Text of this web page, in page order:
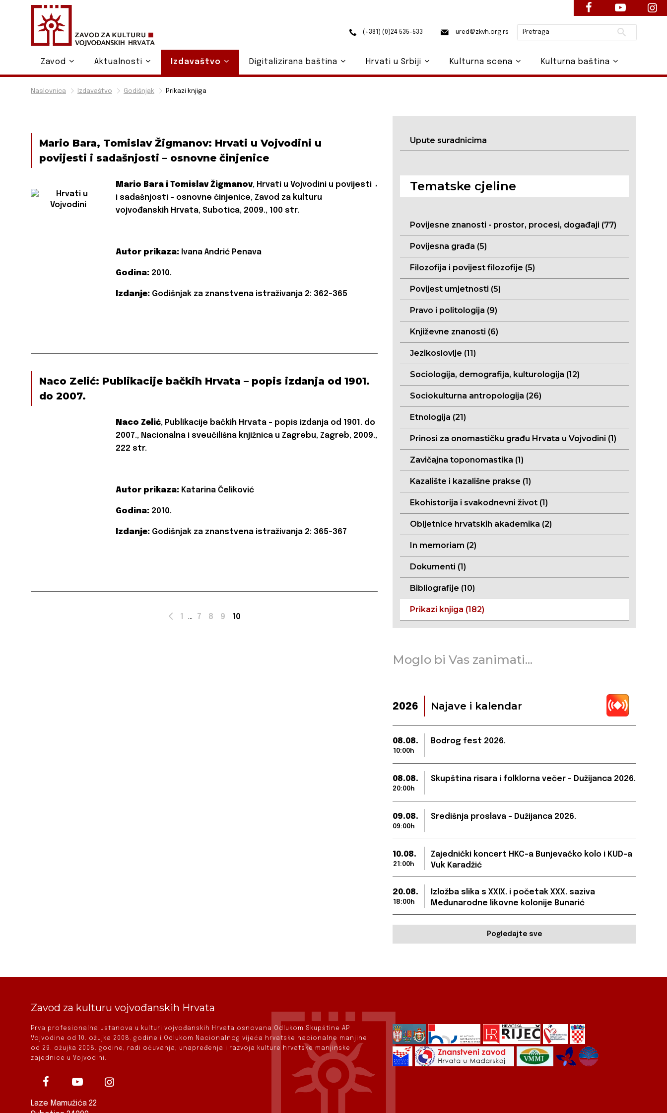
Naslovnica Izdavaštvo Godišnjak Prikazi knjiga
Mario Bara, Tomislav Žigmanov: Hrvati u Vojvodini u
povijesti i sadašnjosti – osnovne činjenice
Mario Bara i Tomislav Žigmanov, Hrvati u Vojvodini u povijesti
i sadašnjosti – osnovne činjenice, Zavod za kulturu
vojvođanskih Hrvata, Subotica, 2009., 100 str.
Autor prikaza: Ivana Andrić Penava
Godina: 2010.
Izdanje: Godišnjak za znanstvena istraživanja 2: 362-365
,
Naco Zelić: Publikacije bačkih Hrvata – popis izdanja od 1901.
do 2007.
Naco Zelić, Publikacije bačkih Hrvata – popis izdanja od 1901. do
2007., Nacionalna i sveučilišna knjižnica u Zagrebu, Zagreb, 2009.,
222 str.
Autor prikaza: Katarina Čeliković
Godina: 2010.
Izdanje: Godišnjak za znanstvena istraživanja 2: 365-367
Prev1 ... 7 8 9 10
Upute suradnicima
Tematske cjeline
Povijesne znanosti - prostor, procesi, događaji (77)
Povijesna građa (5)
Filozofija i povijest filozofije (5)
Povijest umjetnosti (5)
Pravo i politologija (9)
Književne znanosti (6)
Jezikoslovlje (11)
Sociologija, demografija, kulturologija (12)
Sociokulturna antropologija (26)
Etnologija (21)
Prinosi za onomastičku građu Hrvata u Vojvodini (1)
Zavičajna toponomastika (1)
Kazalište i kazališne prakse (1)
Ekohistorija i svakodnevni život (1)
Obljetnice hrvatskih akademika (2)
In memoriam (2)
Dokumenti (1)
Bibliografije (10)
Prikazi knjiga (182)
Moglo bi Vas zanimati...
2026 Najave i kalendar
08.08.
10:00h
Bodrog fest 2026.
08.08.
20:00h
Skupština risara i folklorna večer – Dužijanca 2026.
09.08.
09:00h
Središnja proslava – Dužijanca 2026.
10.08.
21:00h
Zajednički koncert HKC-a Bunjevačko kolo i KUD-a
Vuk Karadžić
20.08.
18:00h
Izložba slika s XXIX. i početak XXX. saziva
Međunarodne likovne kolonije Bunarić
Pogledajte sve
Zavod za kulturu vojvođanskih Hrvata
Prva profesionalna ustanova u kulturi vojvođanskih Hrvata osnovana Odlukom Skupštine AP
Vojvodine od 10. ožujka 2008. godine i Odlukom Nacionalnog vijeća hrvatske nacionalne manjine
od 29. ožujka 2008. godine, radi očuvanja, unapređenja i razvoja kulture hrvatske manjinske
zajednice u Vojvodini.
Laze Mamužića 22
(+381) (0)24 535-533 ured@zkvh.org.rs Pretraži
Zavod Aktualnosti Izdavaštvo Digitalizirana baština Hrvati u Srbiji Kulturna scena Kulturna baština